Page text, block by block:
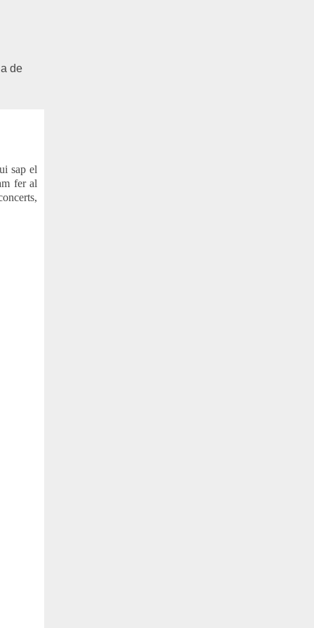
de
sap el
fer al